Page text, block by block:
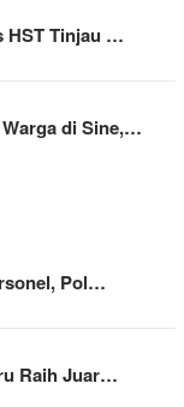
HST Tinjau …
di Sine,…
Pol…
Raih Juar…